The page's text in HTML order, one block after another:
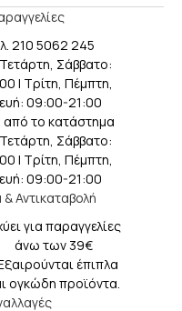
210 5062 245
Σάββατο:
| Τρίτη, Πέμπτη,
09:00-21:00
το κατάστημα
Σάββατο:
| Τρίτη, Πέμπτη,
09:00-21:00
για παραγγελίες
άνω των 39€
έπιπλα
ογκώδη προϊόντα.